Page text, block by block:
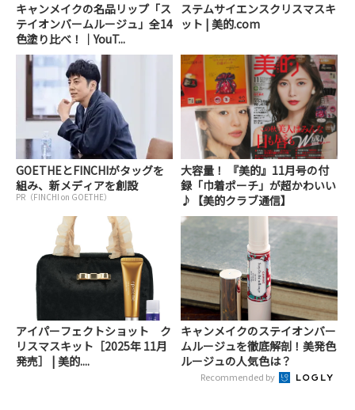
キャンメイクの名品リップ「ス
テイオンバームルージュ」全14
色塗り比べ！｜YouT...
ステムサイエンスクリスマスキ
ット | 美的.com
GOETHEとFINCHIがタッグを
組み、新メディアを創設
PR（FINCHI on GOETHE）
大容量！ 『美的』11月号の付
録「巾着ポーチ」が超かわいい
♪【美的クラブ通信】
アイパーフェクトショット ク
リスマスキット［2025年 11月
発売］ | 美的....
キャンメイクのステイオンバー
ムルージュを徹底解剖！美発色
ルージュの人気色は？
Recommended by